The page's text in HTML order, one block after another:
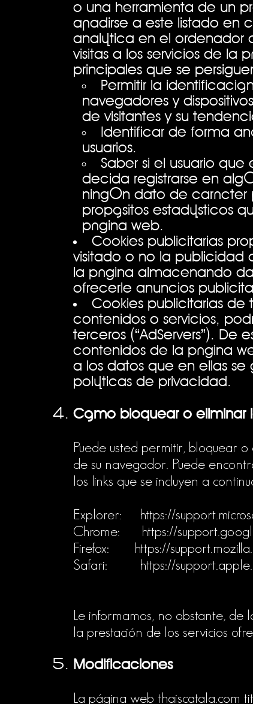
o una herramienta de un
añadirse a este listado en
analítica en el ordenador
visitas a los servicios de la
principales que se
Permitir la
navegadores y
de visitantes y su
Identificar de forma
usuarios.
Saber si el usuario
decida registrarse en
ningún dato de carácter
propósitos estadísticos
página web.
Cookies publicitarias
visitado o no la publicidad
la página almacenando
ofrecerle anuncios
Cookies publicitarias
contenidos o servicios,
terceros (“AdServers”).
contenidos de la página
a los datos que en ellas se
políticas de privacidad.
Cómo bloquear o eliminar
Puede usted permitir, bloquear
de su navegador. Puede
los links que se incluyen a
Explorer: https://
Chrome:
https://
Firefox: https://
Safari:
https://
Le informamos, no obstante,
la prestación de los servicios
Modificaciones
La página web thaiscatala.com